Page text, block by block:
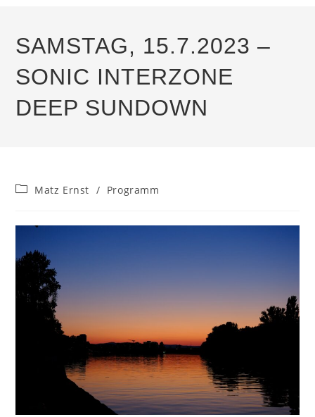
SAMSTAG, 15.7.2023 –
SONIC INTERZONE
DEEP SUNDOWN
Beitrags-
Matz Ernst / Programm